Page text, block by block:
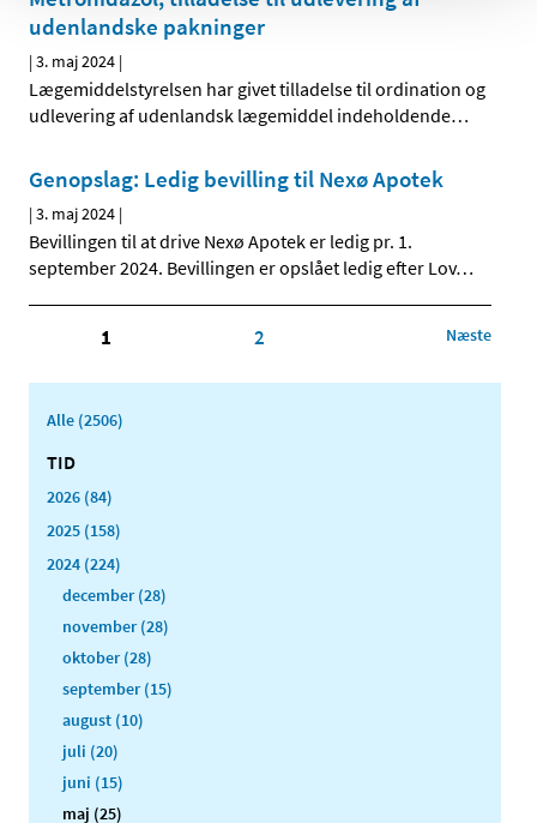
udenlandske pakninger
|3. maj 2024 |
Lægemiddelstyrelsen har givet tilladelse til ordination og
udlevering af udenlandsk lægemiddel indeholdende…
Genopslag: Ledig bevilling til Nexø Apotek
|3. maj 2024 |
Bevillingen til at drive Nexø Apotek er ledig pr. 1.
september 2024. Bevillingen er opslået ledig efter Lov…
1 2 Næste
Alle (2506)
TID
2026 (84)
2025 (158)
2024 (224)
december (28)
november (28)
oktober (28)
september (15)
august (10)
juli (20)
juni (15)
maj (25)